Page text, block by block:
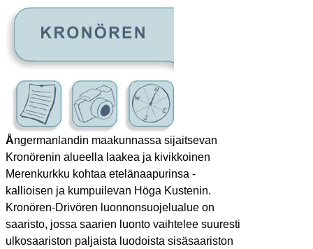
Ångermanlandin maakunnassa sijaitsevan
Kronörenin alueella laakea ja kivikkoinen
Merenkurkku kohtaa etelänaapurinsa -
kallioisen ja kumpuilevan Höga Kustenin.
Kronören-Drivören luonnonsuojelualue on
saaristo, jossa saarien luonto vaihtelee suuresti
ulkosaariston paljaista luodoista sisäsaariston